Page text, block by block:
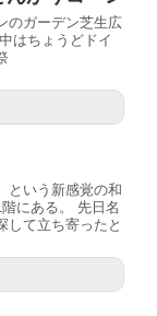
のガーデン芝生広
はちょうどドイ
という新感覚の和
にある。 先日名
して立ち寄ったと